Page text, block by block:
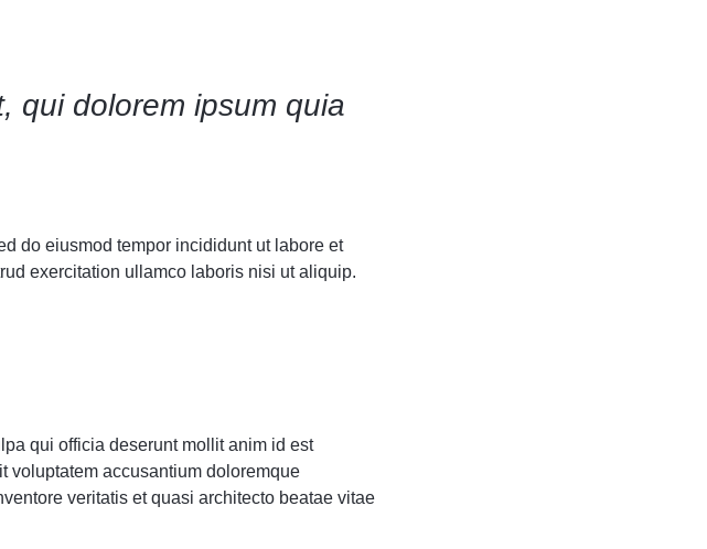
qui dolorem ipsum quia
do eiusmod tempor incididunt ut labore et
exercitation ullamco laboris nisi ut aliquip.
qui officia deserunt mollit anim id est
voluptatem accusantium doloremque
veritatis et quasi architecto beatae vitae